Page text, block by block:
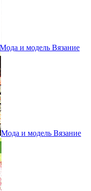
Мода и модель Вязание
Мода и модель Вязание